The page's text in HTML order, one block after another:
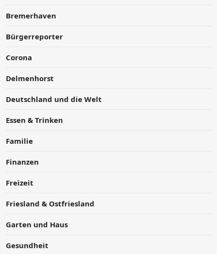
Bremerhaven
Bürgerreporter
Corona
Delmenhorst
Deutschland und die Welt
Essen & Trinken
Familie
Finanzen
Freizeit
Friesland & Ostfriesland
Garten und Haus
Gesundheit